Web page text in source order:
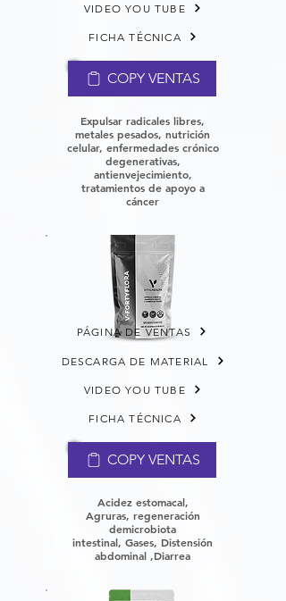
VIDEO YOU TUBE
FICHA TÉCNICA
COPY VENTAS
Expulsar radicales libres,
metales pesados, nutrición
celular, enfermedades crónico
degenerativas,
antienvejecimiento,
tratamientos de apoyo a
cáncer
PÁGINA DE VENTAS
DESCARGA DE MATERIAL
VIDEO YOU TUBE
FICHA TÉCNICA
COPY VENTAS
Acidez estomacal,
Agruras, regeneración
demicrobiota
intestinal, Gases, Distensión
abdominal ,Diarrea